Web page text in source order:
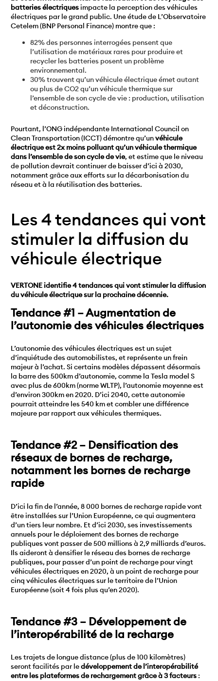
batteries électriquesimpacte la perception des véhicules
électriques par le grand public. Une étude de L’Observatoire
Cetelem (BNP Personal Finance) montre que :
82% des personnes interrogées pensent que
l’utilisation de matériaux rares pour produire et
recycler les batteries posent un problème
environnemental.
30% trouvent qu’un véhicule électrique émet autant
ou plus de CO2 qu’un véhicule thermique sur
l’ensemble de son cycle de vie : production, utilisation
et déconstruction.
Pourtant, l’ONG indépendante International Council on
Clean Transportation (ICCT) démontre qu’unvéhicule
électrique est 2x moins polluant qu’un véhicule thermique
dans l’ensemble de son cycle de vie, et estime que le niveau
de pollution devrait continuer de baisser d’ici à 2030,
notamment grâce aux efforts sur la décarbonisation du
réseau et à la réutilisation des batteries.
Les 4 tendances qui vont
stimuler la diffusion du
véhicule électrique
VERTONE identifie 4 tendances qui vont stimuler la diffusion
du véhicule électrique sur la prochaine décennie.
Tendance #1 – Augmentation de
l’autonomie des véhicules électriques
L’autonomie des véhicules électriques est un sujet
d’inquiétude des automobilistes, et représente un frein
majeur à l’achat. Si certains modèles dépassent désormais
la barre des 500km d’autonomie, comme la Tesla model S
avec plus de 600km (norme WLTP), l’autonomie moyenne est
d’environ 300km en 2020. D’ici 2040, cette autonomie
pourrait atteindre les 540 km et combler une différence
majeure par rapport aux véhicules thermiques.
Tendance #2 – Densification des
réseaux de bornes de recharge,
notamment les bornes de recharge
rapide
D’ici la fin de l’année, 8 000 bornes de recharge rapide vont
être installées sur l’Union Européenne, ce qui augmentera
d’un tiers leur nombre. Et d’ici 2030, ses investissements
annuels pour le déploiement des bornes de recharge
publiques vont passer de 500 millions à 2,9 milliards d’euros.
Ils aideront à densifier le réseau des bornes de recharge
publiques, pour passer d’un point de recharge pour vingt
véhicules électriques en 2020, à un point de recharge pour
cinq véhicules électriques sur le territoire de l’Union
Européenne (soit 4 fois plus qu’en 2020).
Tendance #3 – Développement de
l’interopérabilité de la recharge
Les trajets de longue distance (plus de 100 kilomètres)
seront facilités par ledéveloppement de l’interopérabilité
entre les plateformes de rechargement grâce à 3 facteurs :